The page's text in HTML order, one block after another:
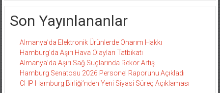
Son Yayınlananlar
Almanya’da Elektronik Ürünlerde Onarım Hakkı
Hamburg’da Aşırı Hava Olayları Tatbikatı
Almanya’da Aşırı Sağ Suçlarında Rekor Artış
Hamburg Senatosu 2026 Personel Raporunu Açıkladı
CHP Hamburg Birliği’nden Yeni Siyasi Süreç Açıklaması